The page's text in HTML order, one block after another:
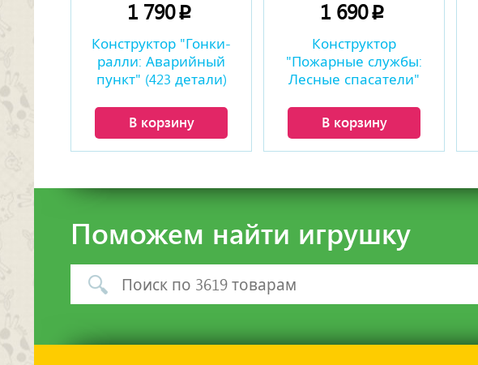
1 790p
Конструктор "Гонки-
ралли: Аварийный
пункт" (423 детали)
В корзину
1 690p
Конструктор
"Пожарные службы:
Лесные спасатели"
В корзину
Поможем найти игрушку